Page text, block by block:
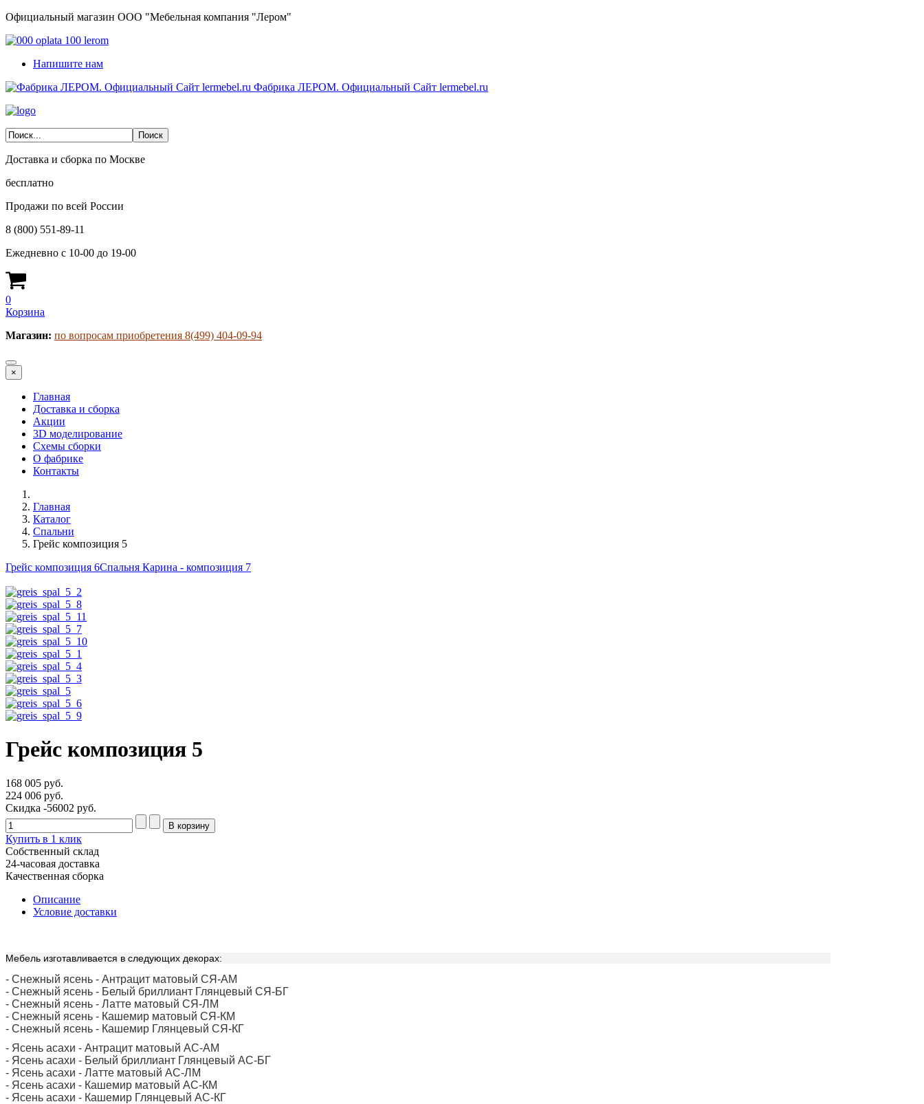
Официальный магазин ООО "Мебельная компания "Лером"
Напишите нам
Фабрика ЛЕРОМ. Официальный Сайт lermebel.ru
Доставка и сборка по Москве
бесплатно
Продажи по всей России
8 (800) 551-89-11
Ежедневно с 10-00 до 19-00
0
Корзина
Магазин: по вопросам приобретения 8(499) 404-09-94
×
Главная
Доставка и сборка
Акции
3D моделирование
Схемы сборки
О фабрике
Контакты
Главная
Каталог
Спальни
Грейс композиция 5
Грейс композиция 6Спальня Карина - композиция 7
Грейс композиция 5
168 005 руб.
224 006 руб.
Скидка -56002 руб.
Купить в 1 клик
Собственный склад
24-часовая доставка
Качественная сборка
Описание
Условие доставки
Мебель изготавливается в следующих декорах:
- Снежный ясень - Антрацит матовый СЯ-АМ
- Снежный ясень - Белый бриллиант Глянцевый СЯ-БГ
- Снежный ясень - Латте матовый СЯ-ЛМ
- Снежный ясень - Кашемир матовый СЯ-КМ
- Снежный ясень - Кашемир Глянцевый СЯ-КГ
- Ясень асахи - Антрацит матовый АС-АМ
- Ясень асахи - Белый бриллиант Глянцевый АС-БГ
- Ясень асахи - Латте матовый АС-ЛМ
- Ясень асахи - Кашемир матовый АС-КМ
- Ясень асахи - Кашемир Глянцевый АС-КГ